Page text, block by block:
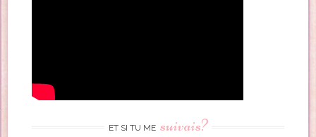
ET SI TU ME suivais?